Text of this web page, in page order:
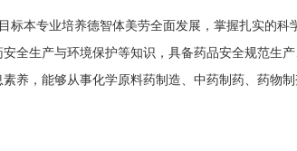
标本专业培养德智体美劳全面发展，掌握扎实的
全生产与环境保护等知识，具备药品安全规范生
养，能够从事化学原料药制造、中药制药、药物